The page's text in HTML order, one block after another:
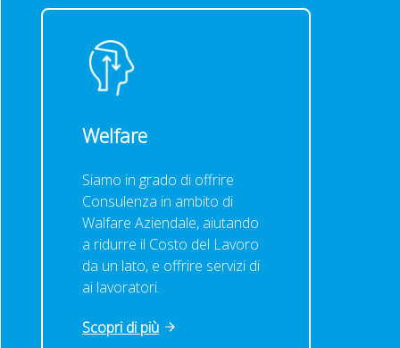
Welfare
Siamo in grado di offrire
Consulenza in ambito di
Walfare Aziendale, aiutando
a ridurre il Costo del Lavoro
da un lato, e offrire servizi di
ai lavoratori.
Scopri di più